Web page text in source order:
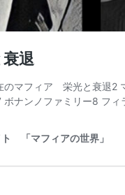
退
マフィア 栄光と衰退2
ボナンノファミリー8 フ
「マフィアの世界」